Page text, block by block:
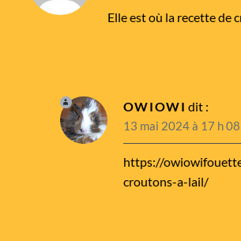
Elle est où la recette de
OWIOWI dit :
13 mai 2024 à 17 h
https://
croutons-a-lail/